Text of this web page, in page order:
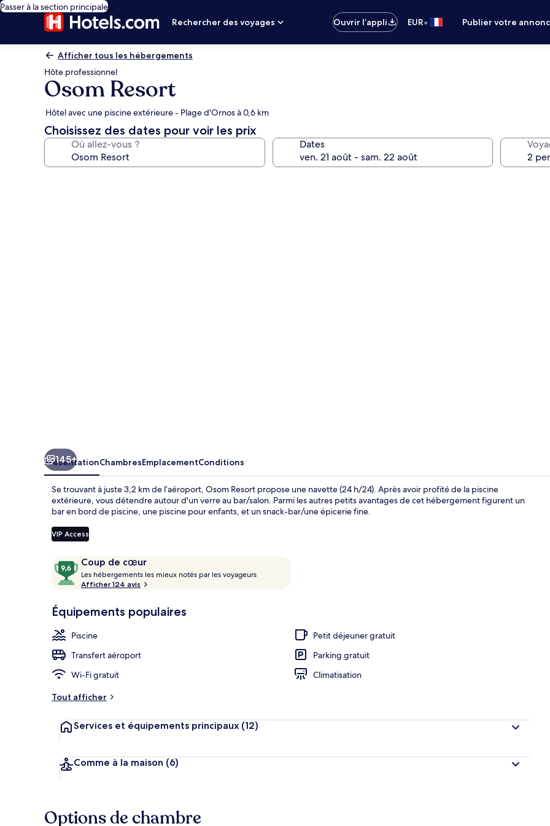
Passer à la section principale
Rechercher des voyages
Ouvrir l’appli EUR• Publier votre
Afficher tous les hébergements
Hôte professionnel
Osom Resort
Hôtel avec une piscine extérieure - Plage d'Ornos à 0,6 km
Choisissez des dates pour voir les prix
Où allez-vous ? Dates
Suite
145+
PrésentationChambresEmplacementConditions
Se trouvant à juste 3,2 km de l’aéroport, Osom Resort propose une navette (24 h/24). Après avoir profité de la piscine
extérieure, vous détendre autour d'un verre au bar/salon. Parmi les autres petits avantages de cet hébergement figurent un
bar en bord de piscine, une piscine pour enfants, et un snack-bar/une épicerie fine.
VIP Access
Avis
voyageurs
Coup de cœur
9,6
sur
10,
de
Les hébergements les mieux notés par les voyageurs
n
Afficher 124 avis
Équipements populaires
Piscine
Petit déjeuner gratuit
Transfert aéroport
Parking gratuit
Wi-Fi gratuit
Climatisation
Tout afficher
Services et équipements principaux (12)
Comme à la maison (6)
Options de chambre